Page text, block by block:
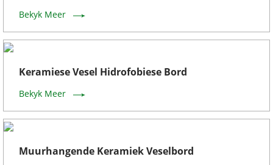
Bekyk Meer
Keramiese Vesel Hidrofobiese Bord
Bekyk Meer
Muurhangende Keramiek Veselbord